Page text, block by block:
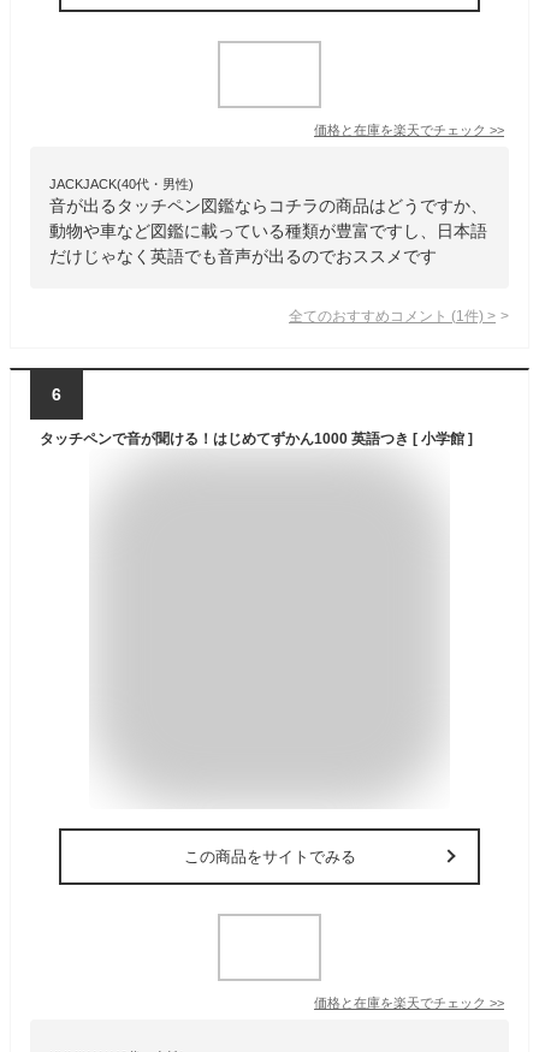
価格と在庫を楽天でチェック >>
JACKJACK(40代・男性)
音が出るタッチペン図鑑ならコチラの商品はどうですか、
動物や車など図鑑に載っている種類が豊富ですし、日本語
だけじゃなく英語でも音声が出るのでおススメです
全てのおすすめコメント (1 件) >
6
タッチペンで音が聞ける！はじめてずかん1000 英語つき [ 小学館 ]
この商品をサイトでみる
価格と在庫を楽天でチェック >>